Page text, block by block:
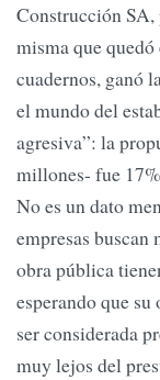
Construcción SA,
misma que
cuadernos, ganó
el mundo del
agresiva”: la
millones- fue
No es un dato
empresas buscan
obra pública
esperando que
ser considerada
muy lejos del